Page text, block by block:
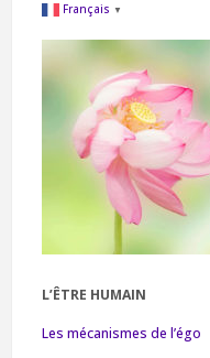
Français ▼
L’ÊTRE HUMAIN
Les mécanismes de l’égo